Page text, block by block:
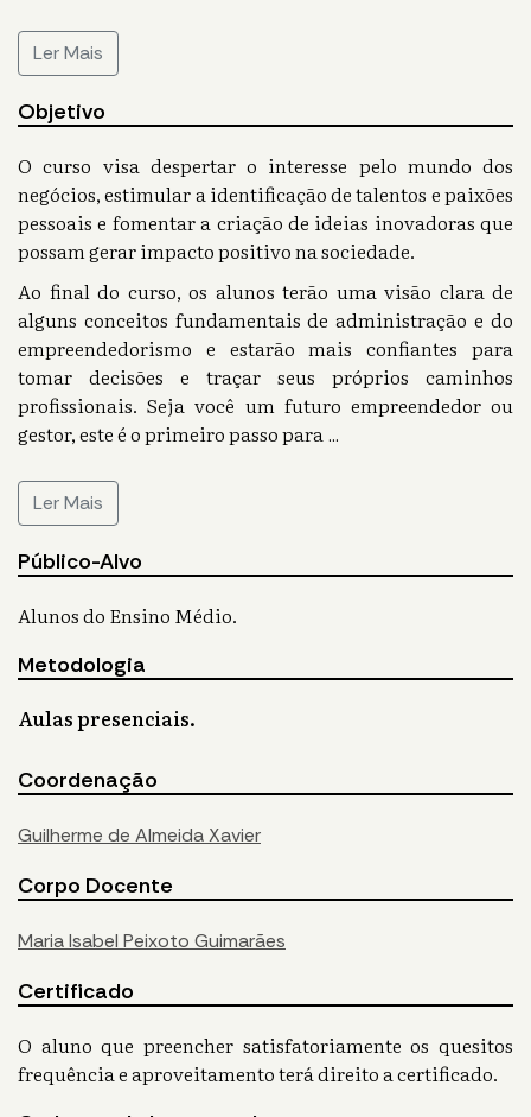
Ler Mais
Objetivo
O curso visa despertar o interesse pelo mundo dos
negócios, estimular a identificação de talentos e paixões
pessoais e fomentar a criação de ideias inovadoras que
possam gerar impacto positivo na sociedade.
Ao final do curso, os alunos terão uma visão clara de
alguns conceitos fundamentais de administração e do
empreendedorismo e estarão mais confiantes para
tomar decisões e traçar seus próprios caminhos
profissionais. Seja você um futuro empreendedor ou
gestor, este é o primeiro passo para...
Ler Mais
Público-Alvo
Alunos do Ensino Médio.
Metodologia
Aulas presenciais.
Coordenação
Guilherme de Almeida Xavier
Corpo Docente
Maria Isabel Peixoto Guimarães
Certificado
O aluno que preencher satisfatoriamente os quesitos
frequência e aproveitamento terá direito a certificado.